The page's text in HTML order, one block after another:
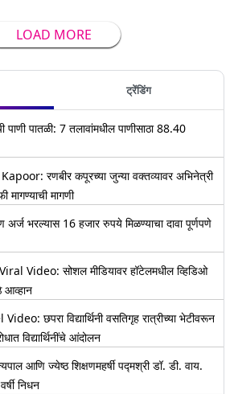
LOAD MORE
ट्रेंडिंग
पातळी: 7 तलावांमधील पाणीसाठा 88.40
रणबीर कपूरच्या जुन्या वक्तव्यावर अभिनेत्री
मागणी
अर्ज भरल्यास 16 हजार रुपये मिळण्याचा दावा पूर्णपणे
Video: सोशल मीडियावर हॉटेलमधील व्हिडिओ
आव्हान
छपरा विद्यार्थिनी वसतिगृह रात्रीच्या भेटीवरून
विद्यार्थिनींचे आंदोलन
आणि ज्येष्ठ शिक्षणमहर्षी पद्मश्री डॉ. डी. वाय.
निधन